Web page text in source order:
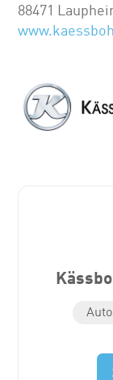
88471